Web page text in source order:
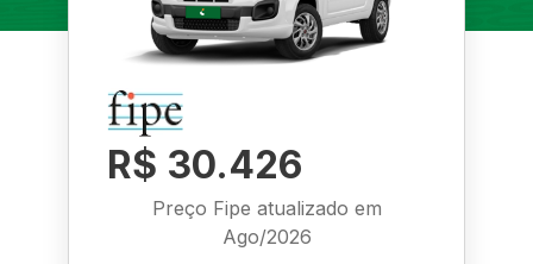
R$ 30.426
Preço Fipe atualizado em
Ago/2026